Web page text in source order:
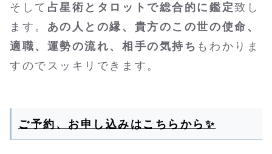
そして 占星術とタロットで総合的に鑑定致し
ます。 あの人との縁、貴方のこの世の使命、
適職、運勢の流れ、相手の気持ち もわかりま
すのでスッキリできます。
ご予約、お申し込みはこちらから ✨